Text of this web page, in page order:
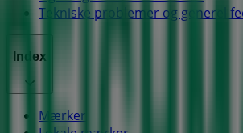
Tekniske problemer og generel
Index
Mærker